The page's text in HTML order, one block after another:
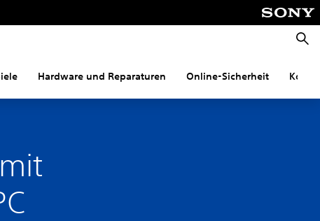
Hardware und Reparaturen Online-Sicherheit